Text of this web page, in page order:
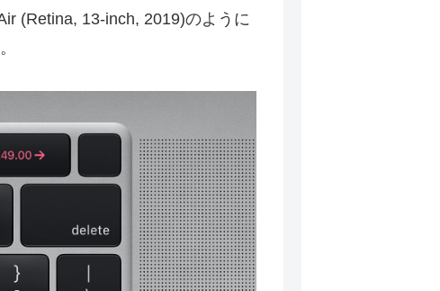
(Retina, 13-inch, 2019)のように